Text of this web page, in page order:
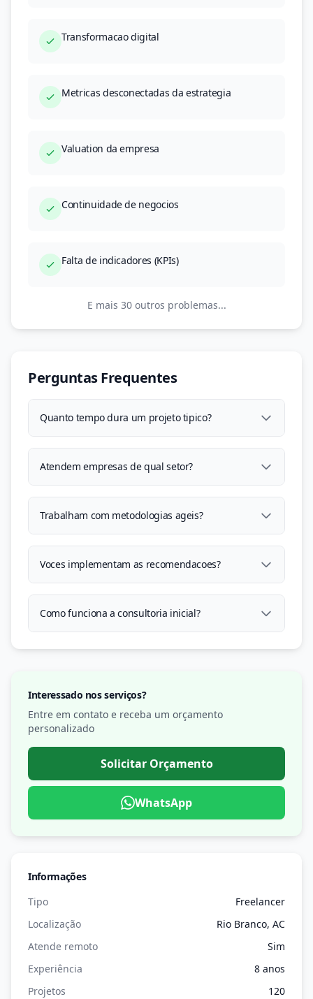
Transformacao digital
Metricas desconectadas da estrategia
Valuation da empresa
Continuidade de negocios
Falta de indicadores (KPIs)
E mais 30 outros problemas...
Perguntas Frequentes
Quanto tempo dura um projeto tipico?
Atendem empresas de qual setor?
Trabalham com metodologias ageis?
Voces implementam as recomendacoes?
Como funciona a consultoria inicial?
Interessado nos serviços?
Entre em contato e receba um orçamento
personalizado
Solicitar Orçamento
WhatsApp
Informações
Tipo
Freelancer
Localização
Rio Branco, AC
Atende remoto
Sim
Experiência
8 anos
Projetos
120